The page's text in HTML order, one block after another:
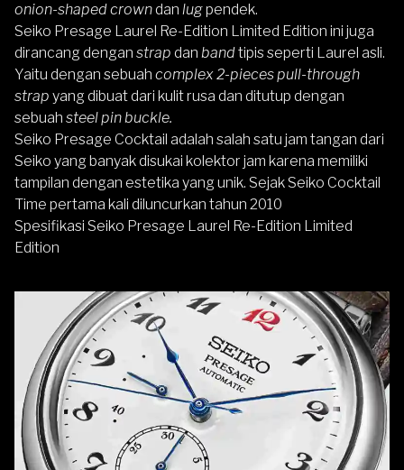
onion-shaped crowndan lugpendek.
Seiko Presage Laurel Re-Edition Limited Edition ini juga
dirancang dengan strap dan bandtipis seperti Laurel asli.
Yaitu dengan sebuah complex 2-pieces pull-through
strap yang dibuat dari kulit rusa dan ditutup dengan
sebuah steel pin buckle.
Seiko Presage Cocktail adalah salah satu jam tangan dari
Seiko yang banyak disukai kolektor jam karena memiliki
tampilan dengan estetika yang unik. Sejak Seiko Cocktail
Time pertama kali diluncurkan tahun 2010
Spesifikasi Seiko Presage Laurel Re-Edition Limited
Edition